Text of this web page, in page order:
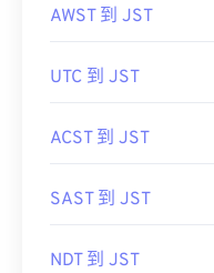
AWST 到 JST
UTC 到 JST
ACST 到 JST
SAST 到 JST
NDT 到 JST